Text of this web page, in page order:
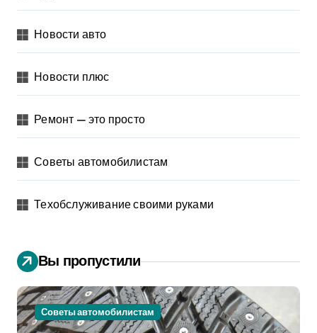
Новости авто
Новости плюс
Ремонт — это просто
Советы автомобилистам
Техобслуживание своими руками
Вы пропустили
Советы автомобилистам